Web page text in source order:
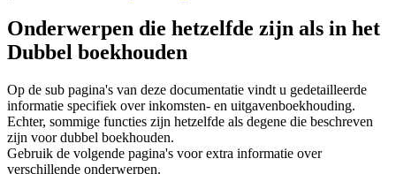
Onderwerpen die hetzelfde zijn als in het
Dubbel boekhouden
Op de sub pagina's van deze documentatie vindt u gedetailleerde
informatie specifiek over inkomsten- en uitgavenboekhouding.
Echter, sommige functies zijn hetzelfde als degene die beschreven
zijn voor dubbel boekhouden.
Gebruik de volgende pagina's voor extra informatie over
verschillende onderwerpen.